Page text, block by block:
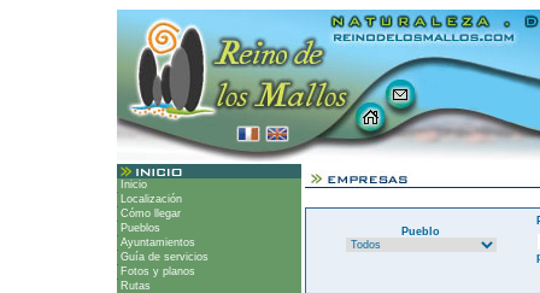
Inicio
Localización
Cómo llegar
Pueblos
Ayuntamientos
Guía de servicios
Fotos y planos
Rutas
Pueblo